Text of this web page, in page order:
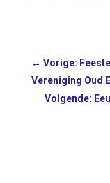
← Vorige:
Vereniging Oud
Volgende: